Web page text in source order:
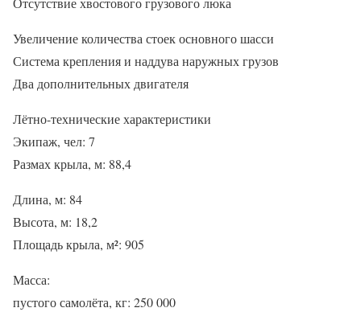
Увеличение количества стоек основного шасси
Система крепления и наддува наружных грузов
Два дополнительных двигателя
Лётно-технические характеристики
Экипаж, чел: 7
Размах крыла, м: 88,4
Длина, м: 84
Высота, м: 18,2
Площадь крыла, м²: 905
Масса:
пустого самолёта, кг: 250 000